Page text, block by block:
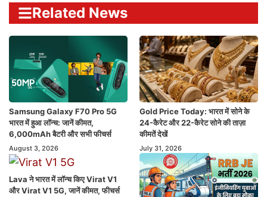
Related News
Samsung Galaxy F70 Pro 5G
भारत में हुआ लॉन्च: जानें कीमत,
6,000mAh बैटरी और सभी फीचर्स
August 3, 2026
Gold Price Today: भारत में सोने के
24-कैरेट और 22-कैरेट सोने की ताज़ा
कीमतें देखें
July 31, 2026
Lava ने भारत में लॉन्च किए Virat V1
और Virat V1 5G, जानें कीमत, फीचर्स